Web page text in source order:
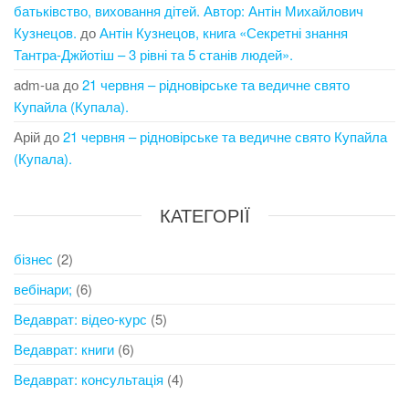
батьківство, виховання дітей. Автор: Антін Михайлович
Кузнецов. доАнтін Кузнецов, книга «Секретні знання
Тантра-Джйотіш – 3 рівні та 5 станів людей».
adm-ua до21 червня – рідновірське та ведичне свято
Купайла (Купала).
Арій до21 червня – рідновірське та ведичне свято Купайла
(Купала).
КАТЕГОРІЇ
бізнес (2)
вебінари; (6)
Ведаврат: відео-курс (5)
Ведаврат: книги (6)
Ведаврат: консультація (4)